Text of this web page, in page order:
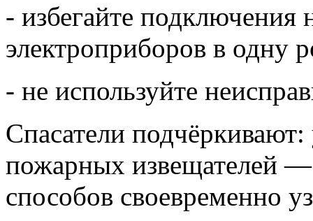
- избегайте
электроприборов в одну
- не используйте
Спасатели
пожарных извещателей
способов своевременно